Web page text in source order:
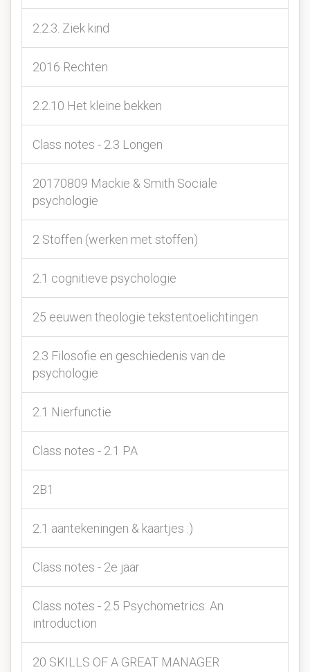
2.2.3. Ziek kind
2016 Rechten
2.2.10 Het kleine bekken
Class notes - 2.3 Longen
20170809 Mackie & Smith Sociale
psychologie
2 Stoffen (werken met stoffen)
2.1 cognitieve psychologie
25 eeuwen theologie tekstentoelichtingen
2.3 Filosofie en geschiedenis van de
psychologie
2.1 Nierfunctie
Class notes - 2.1 PA
2B1
2.1 aantekeningen & kaartjes :)
Class notes - 2e jaar
Class notes - 2.5 Psychometrics: An
introduction
20 SKILLS OF A GREAT MANAGER